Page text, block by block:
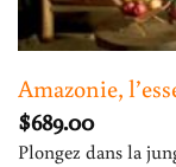
Amazonie,
$689.00
Plongez dans la